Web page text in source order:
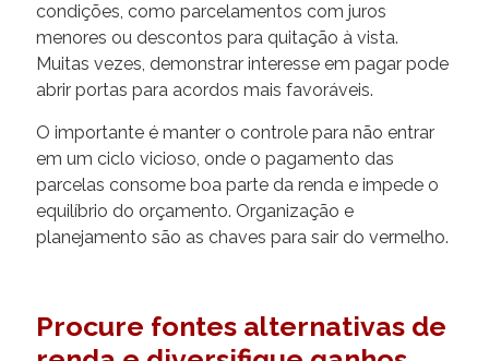
condições, como parcelamentos com juros
menores ou descontos para quitação à vista.
Muitas vezes, demonstrar interesse em pagar pode
abrir portas para acordos mais favoráveis.
O importante é manter o controle para não entrar
em um ciclo vicioso, onde o pagamento das
parcelas consome boa parte da renda e impede o
equilíbrio do orçamento. Organização e
planejamento são as chaves para sair do vermelho.
Procure fontes alternativas de